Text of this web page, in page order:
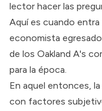
lector hacer las
Aquí es cuando
economista
de los Oakland A's
para la época.
En aquel entonces,
con factores